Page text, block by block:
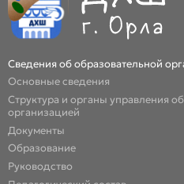
Сведения об образовательной
Основные сведения
Структура и органы управления
организацией
Документы
Образование
Руководство